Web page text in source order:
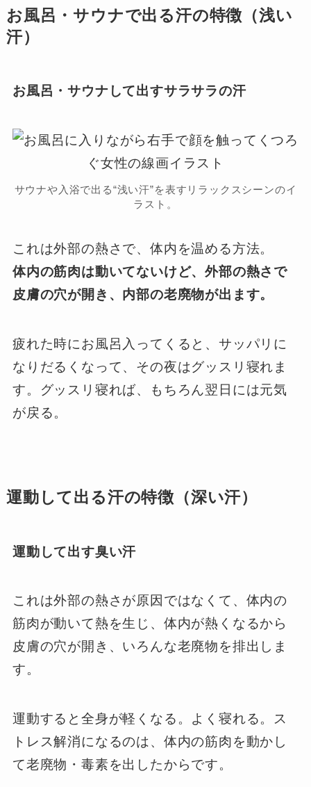
お風呂・サウナで出る汗の特徴（浅い
汗）
お風呂・サウナして出すサラサラの汗
サウナや入浴で出る“浅い汗”を表すリラックスシーンのイ
ラスト。
これは外部の熱さで、体内を温める方法。
体内の筋肉は動いてないけど、外部の熱さで
皮膚の穴が開き、内部の老廃物が出ます。
疲れた時にお風呂入ってくると、サッパリに
なりだるくなって、その夜はグッスリ寝れま
す。グッスリ寝れば、もちろん翌日には元気
が戻る。
運動して出る汗の特徴（深い汗）
運動して出す臭い汗
これは外部の熱さが原因ではなくて、体内の
筋肉が動いて熱を生じ、体内が熱くなるから
皮膚の穴が開き、いろんな老廃物を排出しま
す。
運動すると全身が軽くなる。よく寝れる。ス
トレス解消になるのは、体内の筋肉を動かし
て老廃物・毒素を出したからです。